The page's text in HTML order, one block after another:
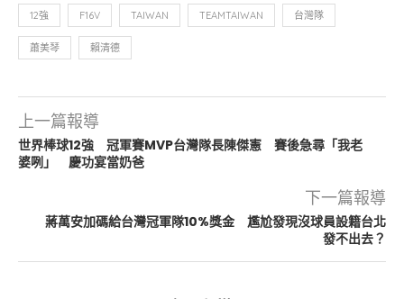
12強 F16V TAIWAN TEAMTAIWAN 台灣隊
蕭美琴 賴清德
上一篇報導
世界棒球12強 冠軍賽MVP台灣隊長陳傑憲 賽後急尋「我老
婆咧」 慶功宴當奶爸
下一篇報導
蔣萬安加碼給台灣冠軍隊10%獎金 尷尬發現沒球員設籍台北
發不出去？